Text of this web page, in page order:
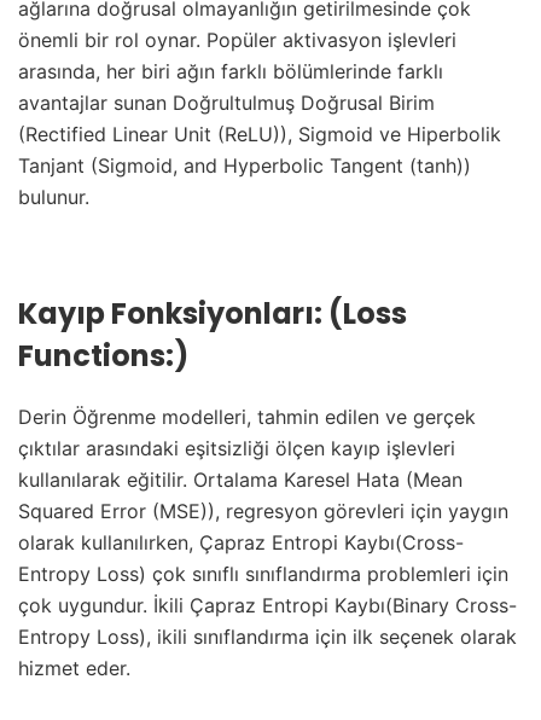
ağlarına doğrusal olmayanlığın getirilmesinde çok
önemli bir rol oynar. Popüler aktivasyon işlevleri
arasında, her biri ağın farklı bölümlerinde farklı
avantajlar sunan Doğrultulmuş Doğrusal Birim
(Rectified Linear Unit (ReLU)), Sigmoid ve Hiperbolik
Tanjant (Sigmoid, and Hyperbolic Tangent (tanh))
bulunur.
Kayıp Fonksiyonları: (Loss
Functions:)
Derin Öğrenme modelleri, tahmin edilen ve gerçek
çıktılar arasındaki eşitsizliği ölçen kayıp işlevleri
kullanılarak eğitilir. Ortalama Karesel Hata (Mean
Squared Error (MSE)), regresyon görevleri için yaygın
olarak kullanılırken, Çapraz Entropi Kaybı(Cross-
Entropy Loss) çok sınıflı sınıflandırma problemleri için
çok uygundur. İkili Çapraz Entropi Kaybı(Binary Cross-
Entropy Loss), ikili sınıflandırma için ilk seçenek olarak
hizmet eder.